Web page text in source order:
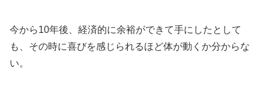
今から10年後、経済的に余裕ができて手にしたとして
も、その時に喜びを感じられるほど体が動くか分からな
い。